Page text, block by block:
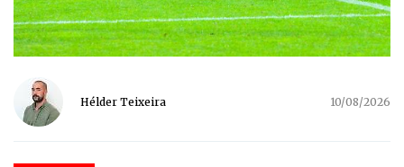
Hélder Teixeira 10/08/2026